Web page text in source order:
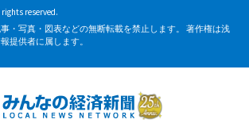
reserved.
・写真・図表などの無断転載を禁止します。 著作権は浅
提供者に属します。